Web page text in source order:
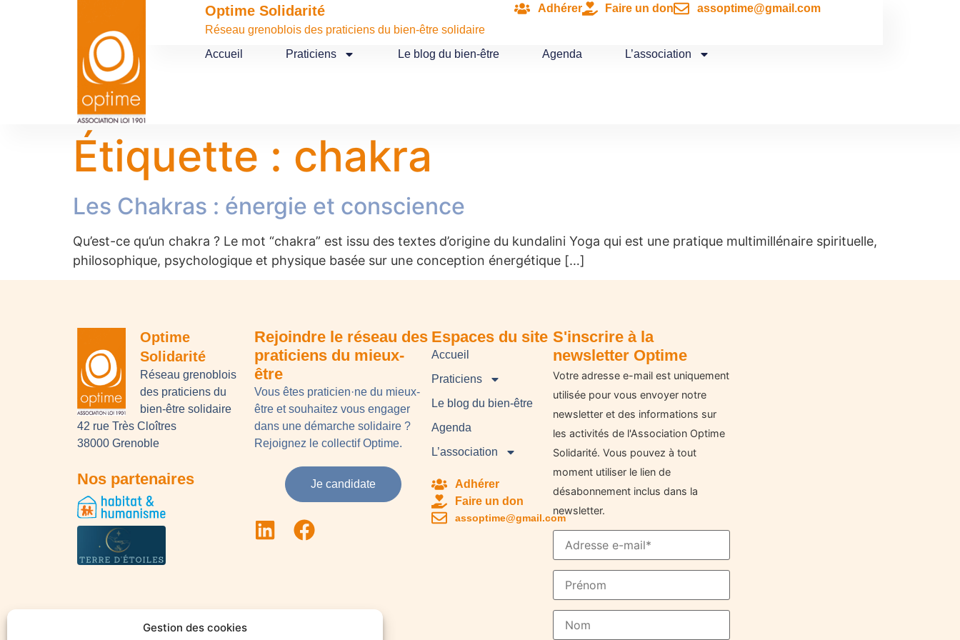
Gestion des cookies
Optime Solidarité
Réseau grenoblois des praticiens du bien-être solidaire
Adhérer Faire un don assoptime@gmail.com
Accueil Praticiens Le blog du bien-être Agenda L’association
Étiquette : chakra
Les Chakras : énergie et conscience
Qu’est-ce qu’un chakra ? Le mot “chakra” est issu des textes d’origine du kundalini Yoga qui est une pratique multimillénaire spirituelle,
philosophique, psychologique et physique basée sur une conception énergétique […]
Optime
Solidarité
Réseau grenoblois
des praticiens du
bien-être solidaire
42 rue Très Cloîtres
38000 Grenoble
Nos partenaires
Rejoindre le réseau des
praticiens du mieux-
être
Vous êtes praticien·ne du mieux-
être et souhaitez vous engager
dans une démarche solidaire ?
Rejoignez le collectif Optime.
Je candidate
Espaces du site
Accueil
Praticiens
Le blog du bien-être
Agenda
L’association
Adhérer
Faire un don
assoptime@gmail.com
S'inscrire à la
newsletter Optime
Votre adresse e-mail est uniquement
utilisée pour vous envoyer notre
newsletter et des informations sur
les activités de l'Association Optime
Solidarité. Vous pouvez à tout
moment utiliser le lien de
désabonnement inclus dans la
newsletter.